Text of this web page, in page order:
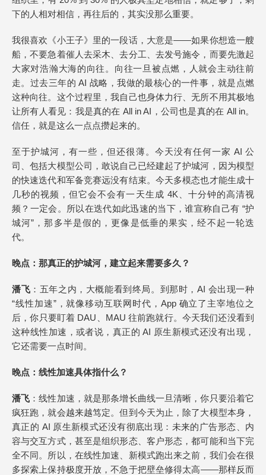
下的人相对相信，再往后的，其实没那么重要。
我很喜欢《小王子》里的一段话，大意是——如果你想造一艘
船，不要急着催人去采木、去分工、去发号施令，而要先激起
大家对浩瀚大海的向往。向往一旦被点燃，人就会主动往前
走。过去三年的 AI 战略，我做的最核心的一件事，就是点燃
这种向往。这个过程里，我自己也身体力行、无所不用其极地
让所有人看见：我是真的在 All in AI，公司也是真的在 All in。
信任，就是这么一点点攒起来的。
至于护城河，有一些，但还很薄。今天没有任何一家 AI 公
司、包括大模型公司，敢说自己已经建起了护城河，因为模型
的快速迭代和军备竞赛远没有结束。今天多模态也才能生成十
几秒的视频，但它会不会有一天生成 4K、十分钟的高清视
频？一定会。所以在迭代如此迅速的当下，谁宣称自己有 “护
城河”，那多半是假的，更像是低垂的果实，经不起一轮迭
代。
晚点 ：那真正的护城河，建立起来需要多久？
潘飞 ：五年之内，大概能看到终局。到那时，AI 会出现一种
“线性加速”，就像移动互联网时代，App 确立了主宰地位之
后，你只要盯着 DAU、MAU 往前跑就行。今天我们还没看到
这种线性加速，或者说，真正的 AI 原生新模式还没有出现，
它还需要一点时间。
晚点 ：线性加速具体指什么？
潘飞 ：线性加速，就是那条增长曲线一旦清晰，你只要沿着它
疯狂跑，就会越来越笃定。但到今天为止，除了大模型本身，
真正的 AI 原生新模式还没有彻底出现：未来的广告形态、内
容与交互方式，甚至是组织形态、客户形态，都可能和当下完
全不同。所以，在线性加速、新模式跑出来之前，我们会在很
多探索上保持极度开放，不急于把壁垒修得太高——那样反而